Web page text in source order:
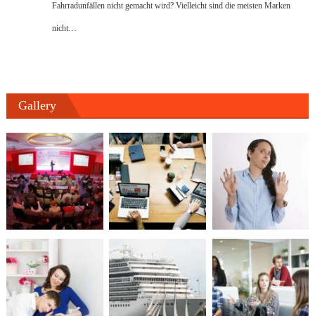
Fahrradunfällen nicht gemacht wird? Vielleicht sind die meisten Marken
nicht…
Gallery